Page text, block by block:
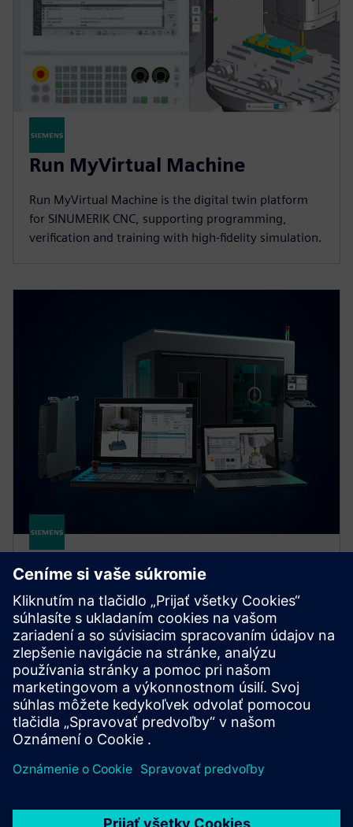
Run MyVirtual Machine
Run MyVirtual Machine is the digital twin platform
for SINUMERIK CNC, supporting programming,
verification and training with high‑fidelity simulation.
SINUMERIK
SINUMERIK ONE
SINUMERIK ONE je digitálne natívne CNC, ktoré
maximalizuje produktivitu obrábacích strojov.
Inovujte rýchlejšie vďaka bezproblémovej interakcii
virtuálneho a reálneho sveta.